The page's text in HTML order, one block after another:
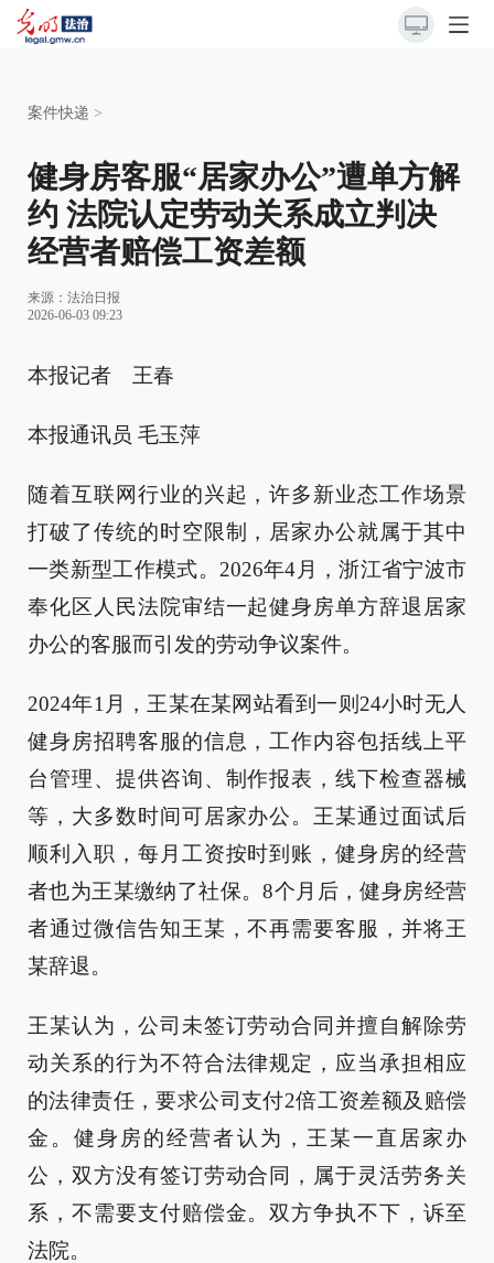
案件快递 >
健身房客服“居家办公”遭单方解
约 法院认定劳动关系成立判决
经营者赔偿工资差额
来源： 法治日报
2026-06-03 09:23
本报记者 王春
本报通讯员 毛玉萍
随着互联网行业的兴起，许多新业态工作场景
打破了传统的时空限制，居家办公就属于其中
一类新型工作模式。2026年4月，浙江省宁波市
奉化区人民法院审结一起健身房单方辞退居家
办公的客服而引发的劳动争议案件。
2024年1月，王某在某网站看到一则24小时无人
健身房招聘客服的信息，工作内容包括线上平
台管理、提供咨询、制作报表，线下检查器械
等，大多数时间可居家办公。王某通过面试后
顺利入职，每月工资按时到账，健身房的经营
者也为王某缴纳了社保。8个月后，健身房经营
者通过微信告知王某，不再需要客服，并将王
某辞退。
王某认为，公司未签订劳动合同并擅自解除劳
动关系的行为不符合法律规定，应当承担相应
的法律责任，要求公司支付2倍工资差额及赔偿
金。健身房的经营者认为，王某一直居家办
公，双方没有签订劳动合同，属于灵活劳务关
系，不需要支付赔偿金。双方争执不下，诉至
法院。